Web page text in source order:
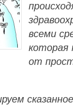
всеми
которая
от